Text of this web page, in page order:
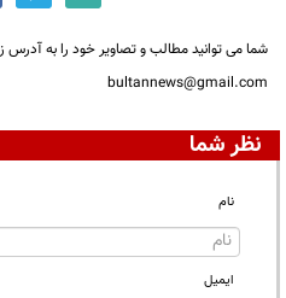
شما می توانید مطالب و تصاویر خود را به آدرس
bultannews@gmail.com
نظر شما
نام
ایمیل